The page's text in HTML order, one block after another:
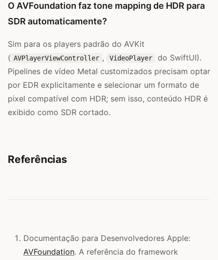
O AVFoundation faz tone mapping de HDR para
SDR automaticamente?
Sim para os players padrão do AVKit
( AVPlayerViewController , VideoPlayer
do SwiftUI).
Pipelines de vídeo Metal customizados precisam optar
por EDR explicitamente e selecionar um formato de
pixel compatível com HDR; sem isso, conteúdo HDR é
exibido como SDR cortado.
Referências
Documentação para Desenvolvedores Apple:
AVFoundation. A referência do framework